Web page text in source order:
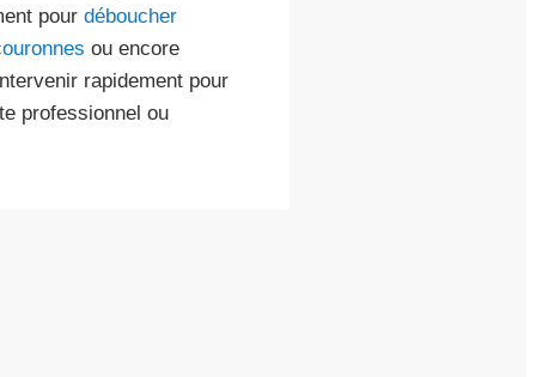
pour déboucher
ou encore
rapidement pour
professionnel ou